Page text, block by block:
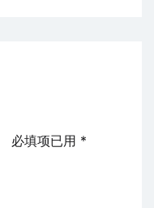
必填项已用 *